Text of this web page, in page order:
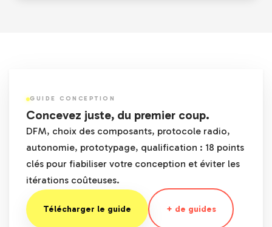
GUIDE CONCEPTION
Concevez juste, du premier coup.
DFM, choix des composants, protocole radio,
autonomie, prototypage, qualification : 18 points
clés pour fiabiliser votre conception et éviter les
itérations coûteuses.
Télécharger le guide + de guides